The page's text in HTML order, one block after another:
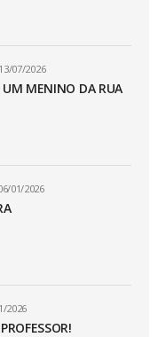
13/07/2026
MENINO DA RUA
01/2026
2026